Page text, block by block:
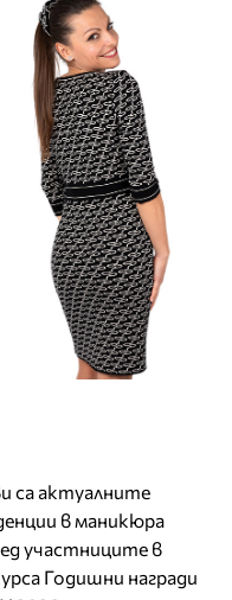
са актуалните
в маникюра
участниците в
Годишни награди